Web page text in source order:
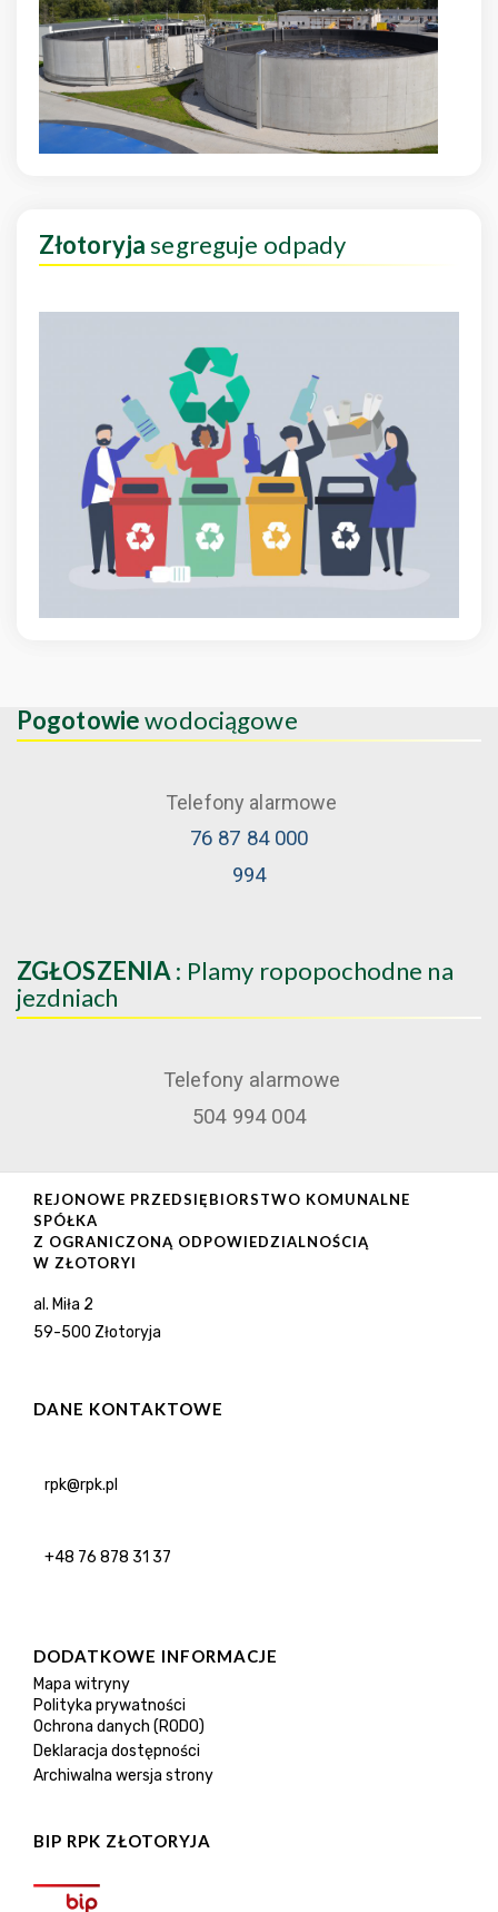
Złotoryjasegreguje odpady
Pogotowiewodociągowe
Telefony alarmowe
76 87 84 000
994
ZGŁOSZENIA : Plamy ropopochodne na
jezdniach
Telefony alarmowe
504 994 004
REJONOWE PRZEDSIĘBIORSTWO KOMUNALNE
SPÓŁKA
Z OGRANICZONĄ ODPOWIEDZIALNOŚCIĄ
W ZŁOTORYI
al. Miła 2
59-500 Złotoryja
DANE KONTAKTOWE
rpk@rpk.pl
+48 76 878 31 37
DODATKOWE INFORMACJE
Mapa witryny
Polityka prywatności
Ochrona danych (RODO)
Deklaracja dostępności
Archiwalna wersja strony
BIP RPK ZŁOTORYJA